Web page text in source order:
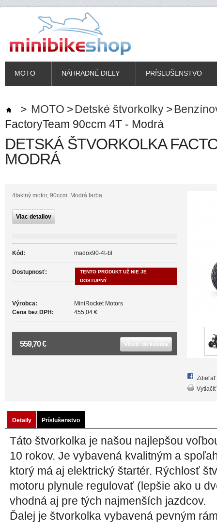
MOTO NÁHRADNÉ DIELY PRÍSLUŠENSTVO
> MOTO > Detské štvorkolky >
FactoryTeam 90ccm 4T - Modrá
DETSKÁ ŠTVORKOLKA
MODRÁ
Zdieľať
Vytlačiť
4taktný motor, 90ccm. Modrá farba
Viac detailov
Kód: madox90-4t-bl
Dostupnosť:
TENTO PRODUKT UŽ NIE JE
DOSTUPNÝ
Výrobca:
MiniRocket Motors
Cena bez DPH:
455,04 €
559,70 € Vložiť do košíka
Detaily Príslušenstvo
Táto štvorkolka je našou najlepšou
10 rokov. Je vybavená kvalitným a
ktorý má aj elektrický štartér. Rýchlosť
motoru plynule regulovať (lepšie ako u
vhodná aj pre tých najmenších jazdcov.
Ďalej je štvorkolka vybavená pevným